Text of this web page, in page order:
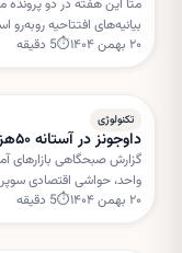
متا این هفته در دو
بیانیه‌های افتتاحیه
شبکه‌های اجتماعی و مسئولیت
۲۰ بهمن ۱۴۰۴ ⏱
5 دقیقه
تکنولوژی
داوجونز در آستانه ۵۰هزار، سوپربول ۶۰ و هفته پرتنش متا در دادگاه
دارد. این تحولات می‌تواند
۲۰ بهمن ۱۴۰۴ ⏱
5 دقیقه